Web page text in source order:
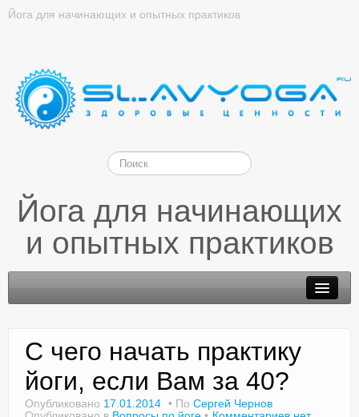
Йога для начинающих и опытных практиков
Йога для начинающих
и опытных практиков
С чего начать практику
йоги, если Вам за 40?
Опубликовано 17.01.2014 По Сергей Чернов